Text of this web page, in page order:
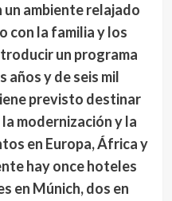
un ambiente relajado
con la familia y los
un programa
años y de seis mil
previsto destinar
modernización y la
en Europa, África y
hay once hoteles
en Múnich, dos en